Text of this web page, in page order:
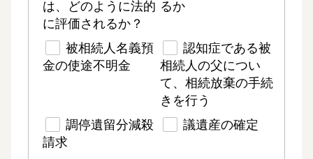
は、どのように法的
に評価されるか？
るか
被相続人名義預
金の使途不明金
認知症である被
相続人の父につい
て、相続放棄の手続
きを行う
調停遺留分減殺
請求
議遺産の確定